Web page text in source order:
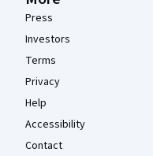
Press
Investors
Terms
Privacy
Help
Accessibility
Contact